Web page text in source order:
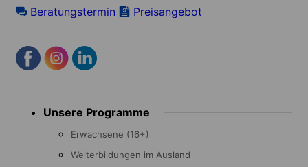
Beratungstermin Preisangebot
menu Unsere Programme
Erwachsene (16+)
Weiterbildungen im Ausland